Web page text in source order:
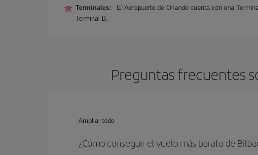
Terminales:
El Aeropuerto de Orlando cuenta con una
Terminal B,
Preguntas frecuentes
Ampliar todo
¿Cómo conseguir el vuelo más barato de